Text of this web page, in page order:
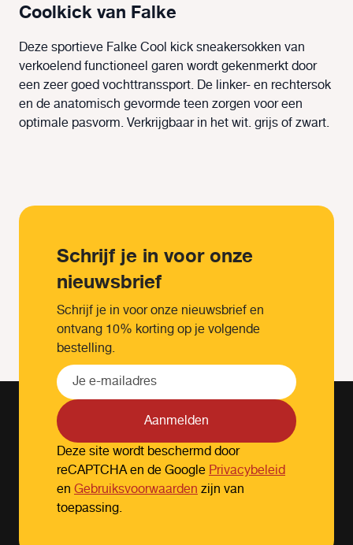
Coolkick van Falke
Deze sportieve Falke Cool kick sneakersokken van
verkoelend functioneel garen wordt gekenmerkt door
een zeer goed vochttranssport. De linker- en rechtersok
en de anatomisch gevormde teen zorgen voor een
optimale pasvorm. Verkrijgbaar in het wit. grijs of zwart.
Schrijf je in voor onze
nieuwsbrief
Schrijf je in voor onze nieuwsbrief en
ontvang 10% korting op je volgende
bestelling.
Aanmelden
Deze site wordt beschermd door
reCAPTCHA en de GooglePrivacybeleid
en Gebruiksvoorwaardenzijn van
toepassing.